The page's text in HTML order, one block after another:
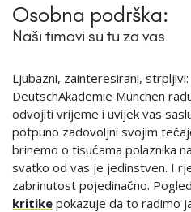
Osobna podrška:
Naši timovi su tu za vas
Ljubazni, zainteresirani,
DeutschAkademie München
odvojiti vrijeme i uvijek vas
potpuno zadovoljni svojim
brinemo o tisućama polaznika
svatko od vas je jedinstven. I
zabrinutost pojedinačno.
kritike pokazuje da to radimo